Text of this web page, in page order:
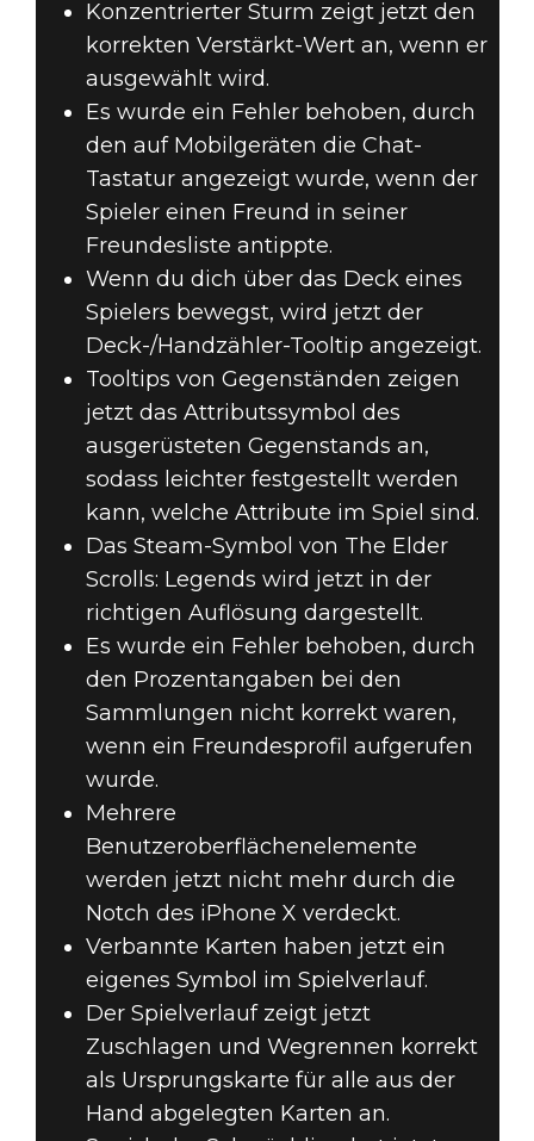
Konzentrierter Sturm zeigt jetzt den
korrekten Verstärkt-Wert an, wenn er
ausgewählt wird.
Es wurde ein Fehler behoben, durch
den auf Mobilgeräten die Chat-
Tastatur angezeigt wurde, wenn der
Spieler einen Freund in seiner
Freundesliste antippte.
Wenn du dich über das Deck eines
Spielers bewegst, wird jetzt der
Deck-/Handzähler-Tooltip angezeigt.
Tooltips von Gegenständen zeigen
jetzt das Attributssymbol des
ausgerüsteten Gegenstands an,
sodass leichter festgestellt werden
kann, welche Attribute im Spiel sind.
Das Steam-Symbol von The Elder
Scrolls: Legends wird jetzt in der
richtigen Auflösung dargestellt.
Es wurde ein Fehler behoben, durch
den Prozentangaben bei den
Sammlungen nicht korrekt waren,
wenn ein Freundesprofil aufgerufen
wurde.
Mehrere
Benutzeroberflächenelemente
werden jetzt nicht mehr durch die
Notch des iPhone X verdeckt.
Verbannte Karten haben jetzt ein
eigenes Symbol im Spielverlauf.
Der Spielverlauf zeigt jetzt
Zuschlagen und Wegrennen korrekt
als Ursprungskarte für alle aus der
Hand abgelegten Karten an.